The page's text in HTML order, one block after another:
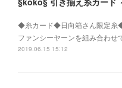
◆糸カード◆日向箱さん限定糸
ファンシーヤーンを組み合わせ
2019.06.15 15:12